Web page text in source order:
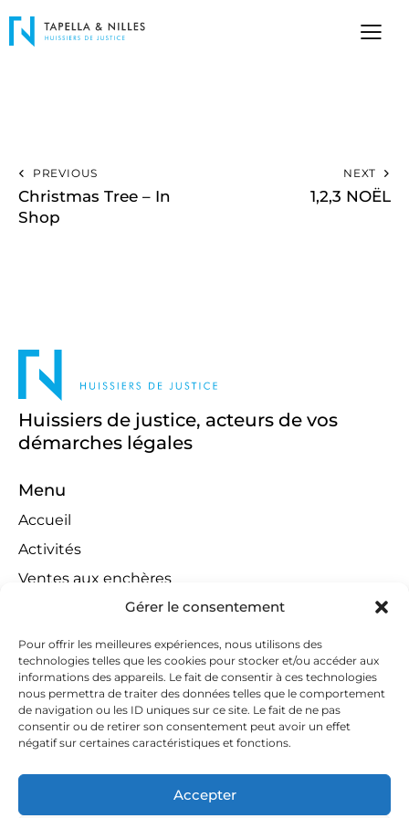
Gérer le consentement
Pour offrir les meilleures expériences, nous utilisons des
technologies telles que les cookies pour stocker et/ou accéder aux
informations des appareils. Le fait de consentir à ces technologies
nous permettra de traiter des données telles que le comportement
de navigation ou les ID uniques sur ce site. Le fait de ne pas
consentir ou de retirer son consentement peut avoir un effet
négatif sur certaines caractéristiques et fonctions.
Accepter
PREVIOUS
Christmas Tree – In
Shop
NEXT
1,2,3 NOËL
Huissiers de justice, acteurs de vos
démarches légales
Menu
Accueil
Activités
Ventes aux enchères
Compétences territoriales
Jeux concours
Liens
Contact
Contactez-nous
huissiers@tapella-nilles.lu